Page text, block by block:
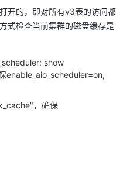
开的，即对所有v3表的访问都
式检查当前集群的磁盘缓存是
show
enable_aio_scheduler=on,
，确保